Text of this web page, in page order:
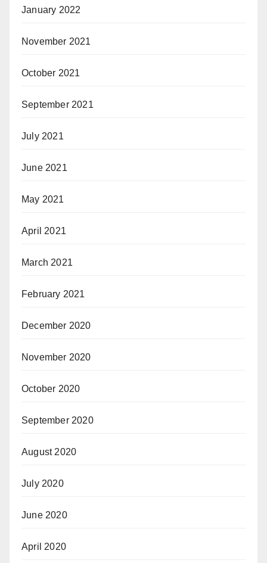
January 2022
November 2021
October 2021
September 2021
July 2021
June 2021
May 2021
April 2021
March 2021
February 2021
December 2020
November 2020
October 2020
September 2020
August 2020
July 2020
June 2020
April 2020